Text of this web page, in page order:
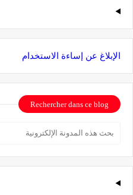
الإبلاغ عن إساءة الاستخدام
Rechercher dans ce blog